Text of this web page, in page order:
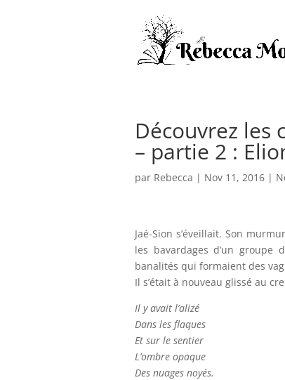
Découvrez les
– partie 2 :
par Rebecca | Nov 11, 2016 |
Jaé-Sion s’éveillait. Son
les bavardages d’un
banalités qui formaient des
Il s’était à nouveau glissé au
Il y avait l’alizé
Dans les flaques
Et sur le sentier
L’ombre opaque
Des nuages noyés.